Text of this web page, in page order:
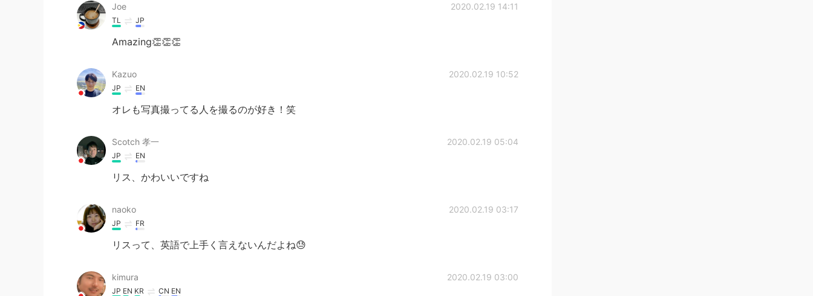
Joe 2020.02.19 14:11
TL JP
Amazing👏👏👏
Kazuo 2020.02.19 10:52
JP EN
オレも写真撮ってる人を撮るのが好き！笑
Scotch 孝一 2020.02.19 05:04
JP EN
リス、かわいいですね
naoko 2020.02.19 03:17
JP FR
リスって、英語で上手く言えないんだよね😓
kimura 2020.02.19 03:00
JP EN KR CN EN